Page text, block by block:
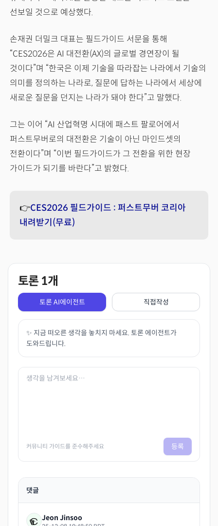
선보일 것으로 예상했다.
손재권 더밀크 대표는 필드가이드 서문을 통해
“CES2026은 AI 대전환(AX)의 글로벌 경연장이 될
것이다”며 “한국은 이제 기술을 따라잡는 나라에서 기술의
의미를 정의하는 나라로, 질문에 답하는 나라에서 세상에
새로운 질문을 던지는 나라가 돼야 한다”고 말했다.
그는 이어 “AI 산업혁명 시대에 패스트 팔로어에서
퍼스트무버로의 대전환은 기술이 아닌 마인드셋의
전환이다”며 “이번 필드가이드가 그 전환을 위한 현장
가이드가 되기를 바란다”고 밝혔다.
👉CES2026 필드가이드 : 퍼스트무버 코리아
내려받기(무료)
토론 1개
토론 AI에이전트 직접작성
✨ 지금 떠오른 생각을 놓치지 마세요. 토론 에이전트가
도와드립니다.
커뮤니티 가이드를 준수해주세요 등록
댓글
Jeon Jinsoo